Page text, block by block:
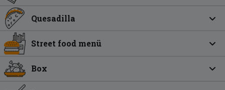
Quesadilla
Street food menü
Box